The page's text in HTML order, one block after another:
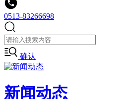
0513-83266698
确认
新闻动态